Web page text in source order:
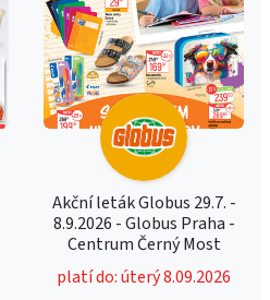
Akční leták Globus 29.7. -
8.9.2026 - Globus Praha -
Centrum Černý Most
platí do: úterý 8.09.2026